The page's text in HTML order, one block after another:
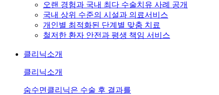
오랜 경험과 국내 최다 수술치유 사례 공개
국내 상위 수준의 시설과 의료서비스
개인별 최적화된 단계별 맞춤 치료
철저한 환자 안전과 평생 책임 서비스
클리닉소개
클리닉소개
숨수면클리닉은 수술 후 결과를